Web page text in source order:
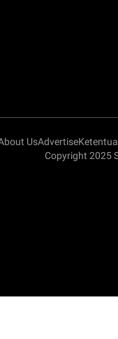
UsAdvertise
Copyright 2025